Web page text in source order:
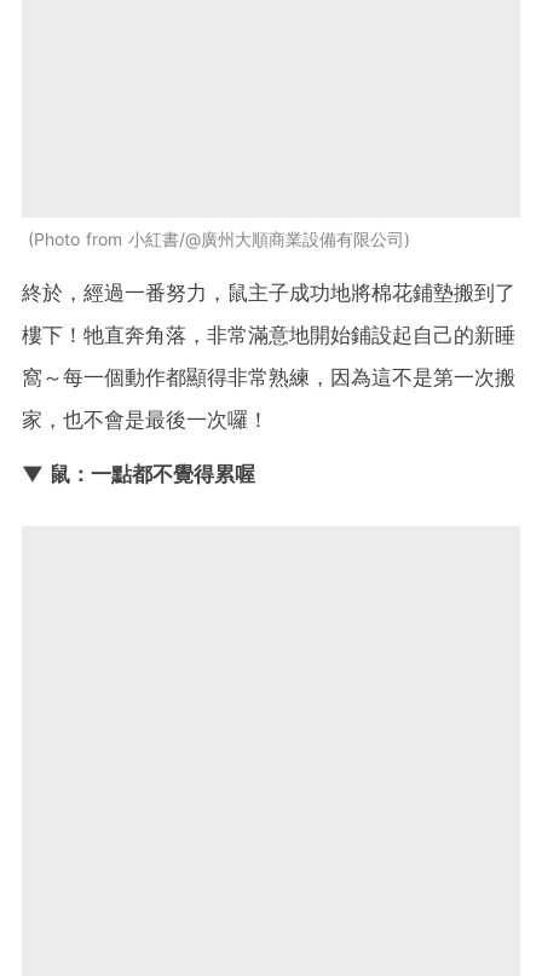
Photo from 小紅書/@廣州大順商業設備有限公司
終於，經過一番努力，鼠主子成功地將棉花鋪墊搬到了
樓下！牠直奔角落，非常滿意地開始鋪設起自己的新睡
窩～每一個動作都顯得非常熟練，因為這不是第一次搬
家，也不會是最後一次囉！
▼ 鼠：一點都不覺得累喔